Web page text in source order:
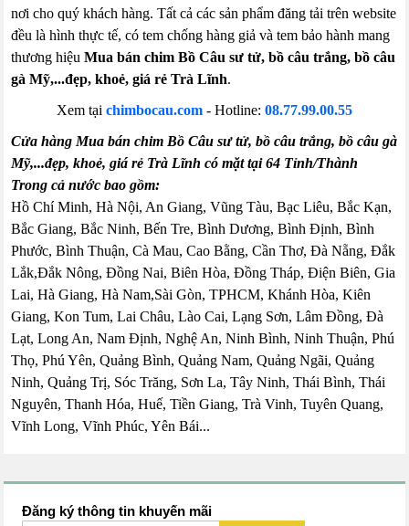
nơi cho quý khách hàng. Tất cả các sản phẩm đăng tải trên website
đều là hình thực tế, có tem chống hàng giả và tem bảo hành mang
thương hiệuMua bán chim Bồ Câu sư tử, bồ câu trắng, bồ câu
gà Mỹ,...đẹp, khoẻ, giá rẻ Trà Lĩnh.
Xem tại chimbocau.com - Hotline: 08.77.99.00.55
Cửa hàng Mua bán chim Bồ Câu sư tử, bồ câu trắng, bồ câu gà
Mỹ,...đẹp, khoẻ, giá rẻ Trà Lĩnh có mặt tại 64 Tỉnh/Thành
Trong cả nước bao gồm:
Hồ Chí Minh, Hà Nội, An Giang, Vũng Tàu, Bạc Liêu, Bắc Kạn,
Bắc Giang, Bắc Ninh, Bến Tre, Bình Dương, Bình Định, Bình
Phước, Bình Thuận, Cà Mau, Cao Bằng, Cần Thơ, Đà Nẵng, Đắk
Lắk,Đắk Nông, Đồng Nai, Biên Hòa, Đồng Tháp, Điện Biên, Gia
Lai, Hà Giang, Hà Nam,Sài Gòn, TPHCM, Khánh Hòa, Kiên
Giang, Kon Tum, Lai Châu, Lào Cai, Lạng Sơn, Lâm Đồng, Đà
Lạt, Long An, Nam Định, Nghệ An, Ninh Bình, Ninh Thuận, Phú
Thọ, Phú Yên, Quảng Bình, Quảng Nam, Quảng Ngãi, Quảng
Ninh, Quảng Trị, Sóc Trăng, Sơn La, Tây Ninh, Thái Bình, Thái
Nguyên, Thanh Hóa, Huế, Tiền Giang, Trà Vinh, Tuyên Quang,
Vĩnh Long, Vĩnh Phúc, Yên Bái...
Đăng ký thông tin khuyến mãi